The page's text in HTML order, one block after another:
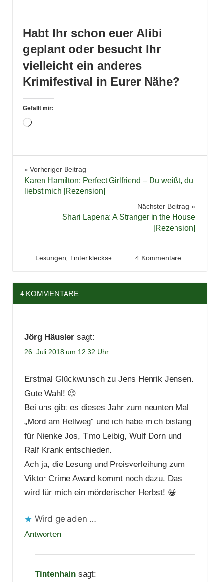
Habt Ihr schon euer Alibi
geplant oder besucht Ihr
vielleicht ein anderes
Krimifestival in Eurer Nähe?
Gefällt mir:
Wird
Krimifestival
Beitragsnavigation
Vorheriger Beitrag
Karen Hamilton: Perfect Girlfriend – Du weißt, du
liebst mich [Rezension]
Nächster Beitrag
Shari Lapena: A Stranger in the House
[Rezension]
26. Juli 2018
Tintenhain
Lesungen ,Tintenkleckse 4 Kommentare
4 KOMMENTARE
Jörg Häusler sagt:
26. Juli 2018 um 12:32 Uhr
Erstmal Glückwunsch zu Jens Henrik Jensen.
Gute Wahl! 😉
Bei uns gibt es dieses Jahr zum neunten Mal
„Mord am Hellweg“ und ich habe mich bislang
für Nienke Jos, Timo Leibig, Wulf Dorn und
Ralf Krank entschieden.
Ach ja, die Lesung und Preisverleihung zum
Viktor Crime Award kommt noch dazu. Das
wird für mich ein mörderischer Herbst! 😀
Wird geladen …
Antworten
Tintenhain sagt: